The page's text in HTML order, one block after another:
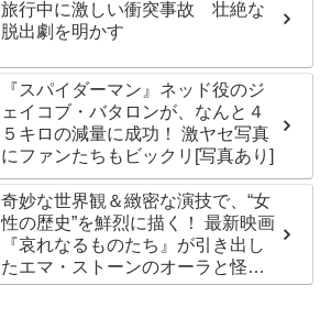
旅行中に激しい衝突事故 壮絶な
脱出劇を明かす
『スパイダーマン』ネッド役のジ
ェイコブ・バタロンが、なんと４
５キロの減量に成功！ 激ヤセ写真
にファンたちもビックリ[写真あり]
奇妙な世界観＆緻密な演技で、“女
性の歴史”を鮮烈に描く！ 最新映画
『哀れなるものたち』が引き出し
たエマ・ストーンのオーラと怪
演、そして緻密すぎる演技力！ こ